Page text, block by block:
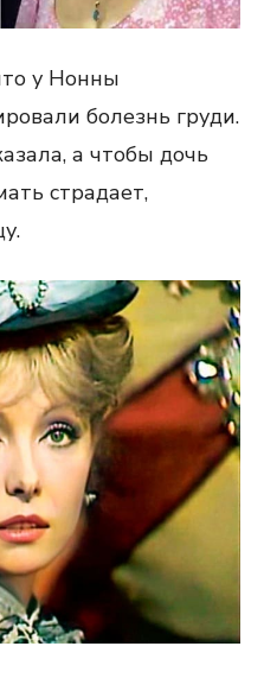
у Нонны
болезнь груди.
а чтобы дочь
страдает,